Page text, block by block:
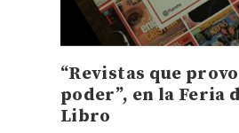
“Revistas que
poder”, en la Feria
Libro